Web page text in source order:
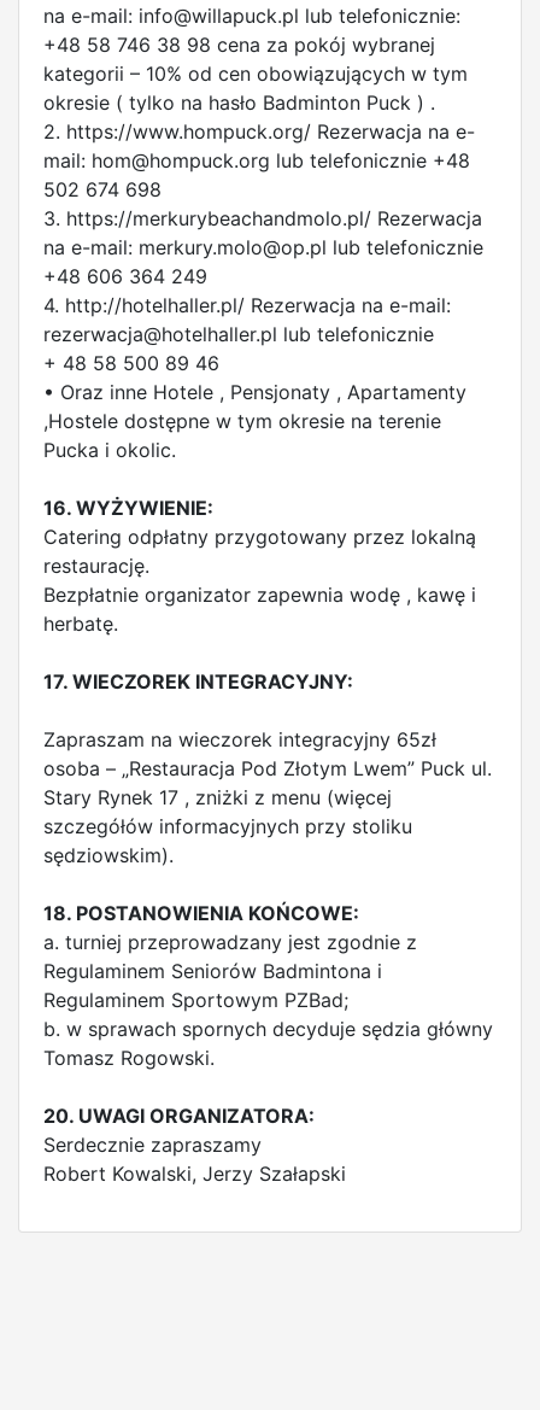
na e-mail: info@willapuck.pl lub telefonicznie:
+48 58 746 38 98 cena za pokój wybranej
kategorii – 10% od cen obowiązujących w tym
okresie ( tylko na hasło Badminton Puck ) .
2. https://www.hompuck.org/ Rezerwacja na e-
mail: hom@hompuck.org lub telefonicznie +48
502 674 698
3. https://merkurybeachandmolo.pl/ Rezerwacja
na e-mail: merkury.molo@op.pl lub telefonicznie
+48 606 364 249
4. http://hotelhaller.pl/ Rezerwacja na e-mail:
rezerwacja@hotelhaller.pl lub telefonicznie
+ 48 58 500 89 46
• Oraz inne Hotele , Pensjonaty , Apartamenty
,Hostele dostępne w tym okresie na terenie
Pucka i okolic.
16. WYŻYWIENIE:
Catering odpłatny przygotowany przez lokalną
restaurację.
Bezpłatnie organizator zapewnia wodę , kawę i
herbatę.
17. WIECZOREK INTEGRACYJNY:
Zapraszam na wieczorek integracyjny 65zł
osoba – „Restauracja Pod Złotym Lwem” Puck ul.
Stary Rynek 17 , zniżki z menu (więcej
szczegółów informacyjnych przy stoliku
sędziowskim).
18. POSTANOWIENIA KOŃCOWE:
a. turniej przeprowadzany jest zgodnie z
Regulaminem Seniorów Badmintona i
Regulaminem Sportowym PZBad;
b. w sprawach spornych decyduje sędzia główny
Tomasz Rogowski.
20. UWAGI ORGANIZATORA:
Serdecznie zapraszamy
Robert Kowalski, Jerzy Szałapski